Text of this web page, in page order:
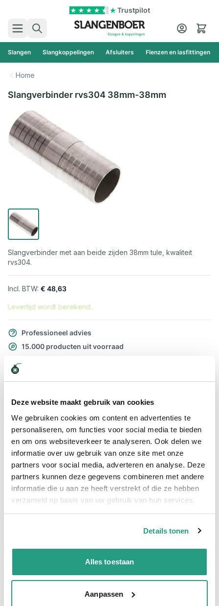
Deze website maakt gebruik van cookies
We gebruiken cookies om content en advertenties te
personaliseren, om functies voor social media te bieden
en om ons websiteverkeer te analyseren. Ook delen we
informatie over uw gebruik van onze site met onze
partners voor social media, adverteren en analyse. Deze
partners kunnen deze gegevens combineren met andere
informatie die u aan ze heeft verstrekt of die ze hebben
verzameld op basis van uw gebruik van hun services.
Details tonen
Alles toestaan
Aanpassen
Trustpilot
Zoek
Cart
Slangen Slangkoppelingen Afsluiters Flenzen en lasfittingen
Home
Slangverbinder rvs304 38mm-38mm
Slangverbinder met aan beide zijden 38mm tule, kwaliteit
rvs304.
€ 48,63
Levertijd wordt berekend...
Professioneel advies
15.000 producten uit voorraad
Snel naar
Meer informatie
Meer informatie
Maatvoering koppeling 38mm
Materiaal RVS
Verkoopeenheid Per stuk
We zijn beschikbaar van ma t/m vr van 08:00 tot 17:00 uur.